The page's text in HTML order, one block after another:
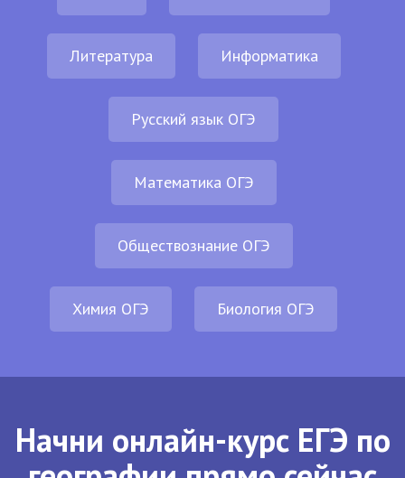
Литература Информатика
Русский язык ОГЭ
Математика ОГЭ
Обществознание ОГЭ
Химия ОГЭ Биология ОГЭ
Начни онлайн-курс ЕГЭ по